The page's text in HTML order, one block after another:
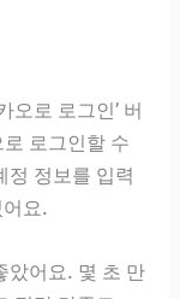
오로 로그인’ 버
로그인할 수
정 정보를 입력
요.
았어요. 몇 초 만